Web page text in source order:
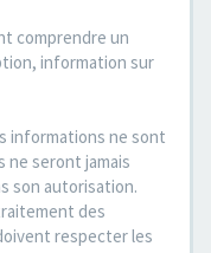
comprendre un
information sur
informations ne sont
ne seront jamais
son autorisation.
des
respecter les